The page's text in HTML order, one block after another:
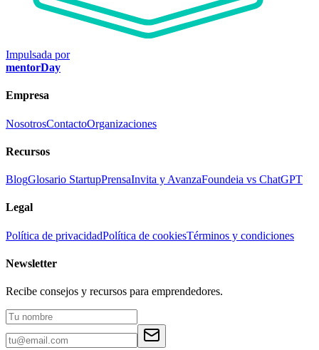
Impulsada por
mentorDay
Empresa
NosotrosContactoOrganizaciones
Recursos
BlogGlosario StartupPrensaInvita y AvanzaFoundeia vs ChatGPT
Legal
Política de privacidadPolítica de cookiesTérminos y condiciones
Newsletter
Recibe consejos y recursos para emprendedores.